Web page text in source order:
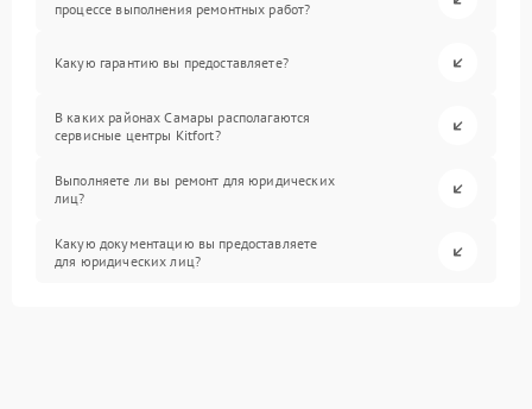
процессе выполнения ремонтных работ?
Какую гарантию вы предоставляете?
В каких районах Самары располагаются
сервисные центры Kitfort?
Выполняете ли вы ремонт для юридических
лиц?
Какую документацию вы предоставляете
для юридических лиц?